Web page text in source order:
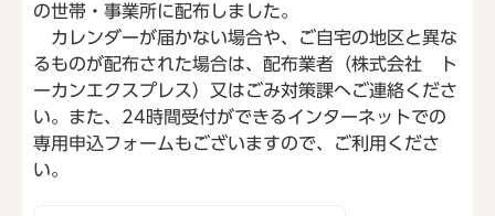
の世帯・事業所に配布しました。
カレンダーが届かない場合や、ご自宅の地区と異な
るものが配布された場合は、配布業者（株式会社 ト
ーカンエクスプレス）又はごみ対策課へご連絡くださ
い。また、24時間受付ができるインターネットでの
専用申込フォームもございますので、ご利用くださ
い。